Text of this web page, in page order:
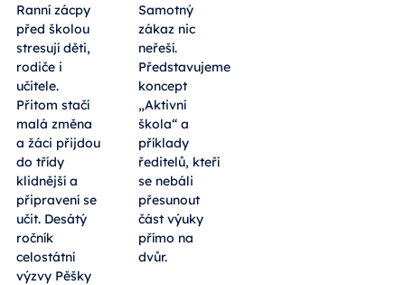
Ranní zácpy
před školou
stresují děti,
rodiče i
učitele.
Přitom stačí
malá změna
a žáci přijdou
do třídy
klidnější a
připravení se
učit. Desátý
ročník
celostátní
výzvy Pěšky
Samotný
zákaz nic
neřeší.
Představujeme
koncept
„Aktivní
škola“ a
příklady
ředitelů, kteří
se nebáli
přesunout
část výuky
přímo na
dvůr.